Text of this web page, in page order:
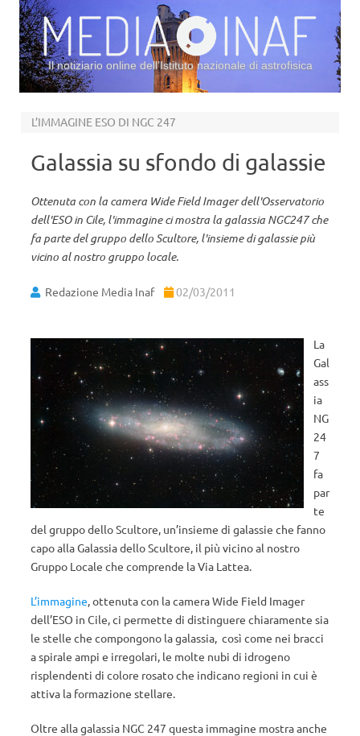
Il notiziario online dell’Istituto nazionale di astrofisica
L’IMMAGINE ESO DI NGC 247
Galassia su sfondo di galassie
Ottenuta con la camera Wide Field Imager dell'Osservatorio
dell'ESO in Cile, l'immagine ci mostra la galassia NGC247 che
fa parte del gruppo dello Scultore, l'insieme di galassie più
vicino al nostro gruppo locale.
Redazione Media Inaf 02/03/2011
La
Gal
ass
ia
NG
24
7
fa
par
te
del gruppo dello Scultore, un’insieme di galassie che fanno
capo alla Galassia dello Scultore, il più vicino al nostro
Gruppo Locale che comprende la Via Lattea.
L’immagine, ottenuta con la camera Wide Field Imager
dell’ESO in Cile, ci permette di distinguere chiaramente sia
le stelle che compongono la galassia, così come nei bracci
a spirale ampi e irregolari, le molte nubi di idrogeno
risplendenti di colore rosato che indicano regioni in cui è
attiva la formazione stellare.
Oltre alla galassia NGC 247 questa immagine mostra anche